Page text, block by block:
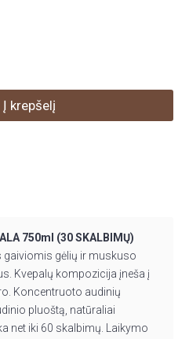
Į krepšelį
750ml (30 SKALBIMŲ)
gėlių ir muskuso
Kvepalų kompozicija įneša į
Koncentruoto audinių
pluoštą, natūraliai
net iki 60 skalbimų. Laikymo